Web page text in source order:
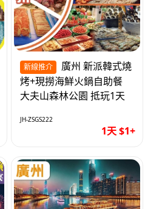
新線推介
烤+現撈海鮮火鍋自助餐
大夫山森林公園 抵玩1天
JH-ZSGS222
1天 $1+